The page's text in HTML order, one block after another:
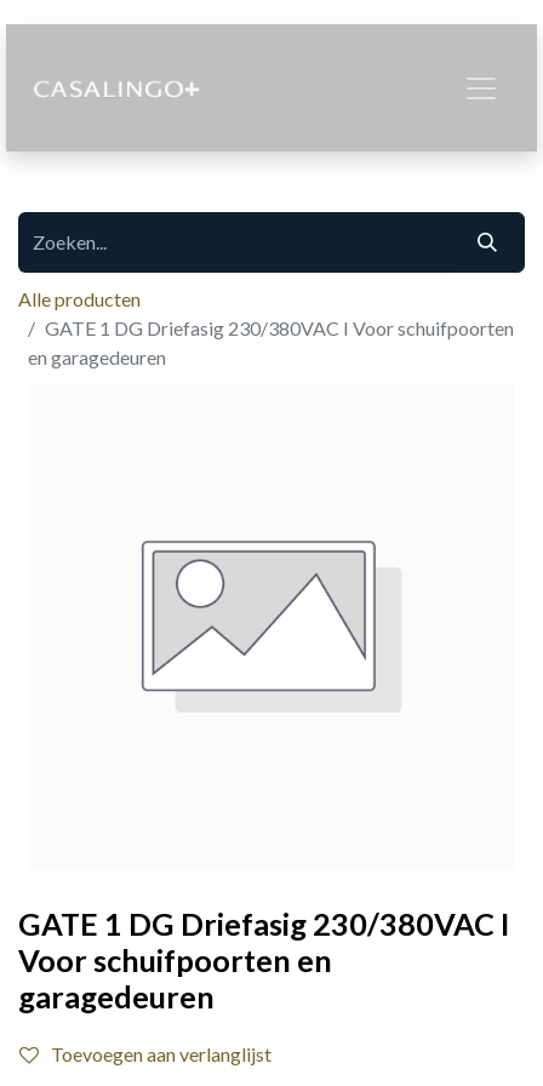
Alle producten
GATE 1 DG Driefasig 230/380VAC I Voor schuifpoorten
en garagedeuren
GATE 1 DG Driefasig 230/380VAC I
Voor schuifpoorten en
garagedeuren
Toevoegen aan verlanglijst